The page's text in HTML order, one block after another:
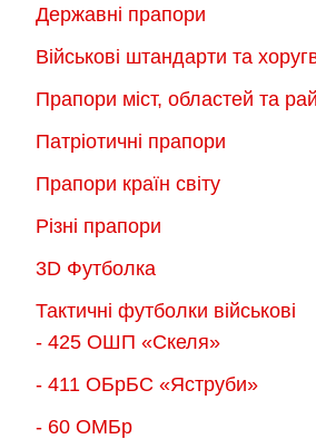
вибрати
на
товару
Державні прапори
Військові штандарти та
Прапори міст, областей та
Патріотичні прапори
Прапори країн світу
Різні прапори
3D Футболка
Тактичні футболки військові
- 425 ОШП «Скеля»
- 411 ОБрБС «Яструби»
- 60 ОМБр